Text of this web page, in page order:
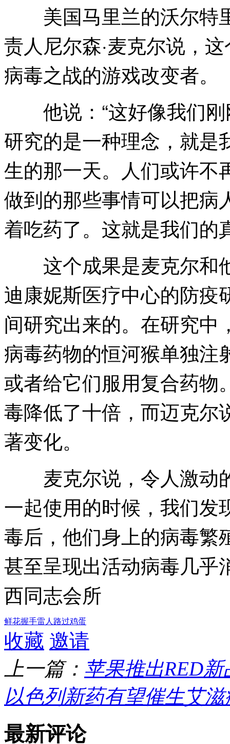
美国马里兰的沃尔特
责人尼尔森·麦克尔说，
病毒之战的游戏改变者。
他说：“这好像我们刚
研究的是一种理念，就是
生的那一天。人们或许不
做到的那些事情可以把病
着吃药了。这就是我们的
这个成果是麦克尔和
迪康妮斯医疗中心的防疫
间研究出来的。在研究中
病毒药物的恒河猴单独注
或者给它们服用复合药物
毒降低了十倍，而迈克尔
著变化。
麦克尔说，令人激动
一起使用的时候，我们发
毒后，他们身上的病毒繁
甚至呈现出活动病毒几乎
西同志会所
鲜花握手雷人 路过鸡蛋
收藏 邀请
上一篇： 苹果推出RED
以色列新药有望催生艾
最新评论